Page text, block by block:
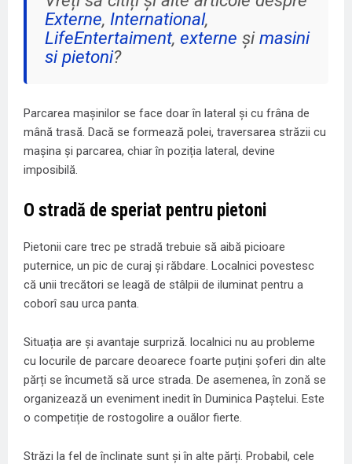
Externe, International,
LifeEntertaiment, externe șimasini
si pietoni?
Parcarea mașinilor se face doar în lateral și cu frâna de
mână trasă. Dacă se formează polei, traversarea străzii cu
mașina și parcarea, chiar în poziția lateral, devine
imposibilă.
O stradă de speriat pentru pietoni
Pietonii care trec pe stradă trebuie să aibă picioare
puternice, un pic de curaj și răbdare. Localnici povestesc
că unii trecători se leagă de stâlpii de iluminat pentru a
coborî sau urca panta.
Situația are și avantaje surpriză. localnici nu au probleme
cu locurile de parcare deoarece foarte puțini șoferi din alte
părți se încumetă să urce strada. De asemenea, în zonă se
organizează un eveniment inedit în Duminica Paștelui. Este
o competiție de rostogolire a ouălor fierte.
Străzi la fel de înclinate sunt și în alte părți. Probabil, cele